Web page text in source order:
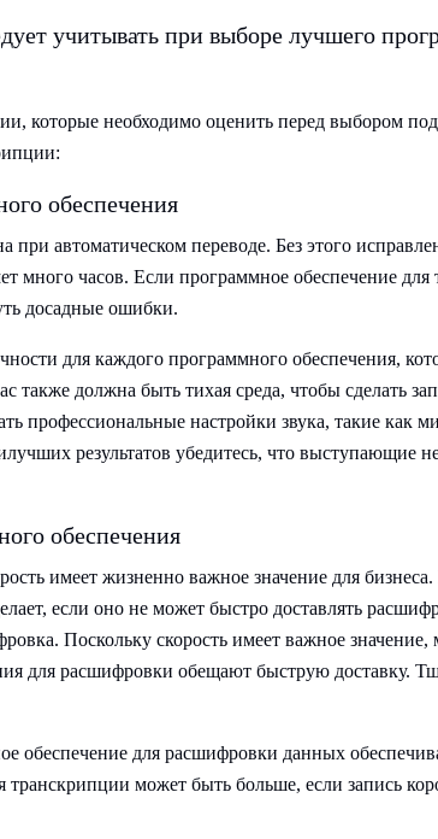
учитывать при выборе лучшего
которые необходимо оценить перед выбором
обеспечения
при автоматическом переводе. Без этого
много часов. Если программное обеспечение
досадные ошибки.
для каждого программного обеспечения,
также должна быть тихая среда, чтобы сделать
профессиональные настройки звука, такие
результатов убедитесь, что выступающие
обеспечения
имеет жизненно важное значение для
если оно не может быстро доставлять
Поскольку скорость имеет важное
для расшифровки обещают быструю доставку.
обеспечение для расшифровки данных
транскрипции может быть больше, если запись